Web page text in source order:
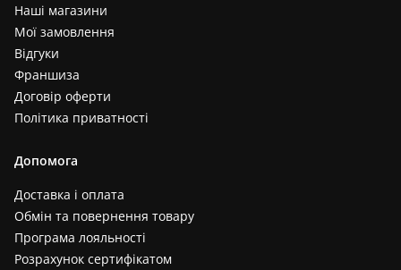
Наші магазини
Мої замовлення
Відгуки
Франшиза
Договір оферти
Політика приватності
Допомога
Доставка і оплата
Обмін та повернення товару
Програма лояльності
Розрахунок сертифікатом